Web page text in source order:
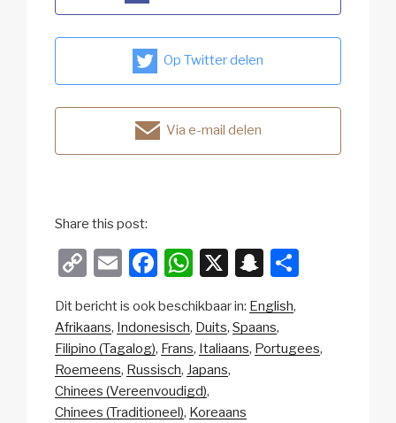
Op Twitter delen
Via e-mail delen
Share this post:
C
p
y
Li
n
E
ail
F
c
e
b
o
W
at
s
A
p
X
S
a
p n
Dit bericht is ook beschikbaar in: English
Afrikaans Indonesisch Duits Spaans
Filipino (Tagalog) Frans Italiaans Portugees
Roemeens Russisch Japans
Chinees (Vereenvoudigd)
Chinees (Traditioneel) Koreaans